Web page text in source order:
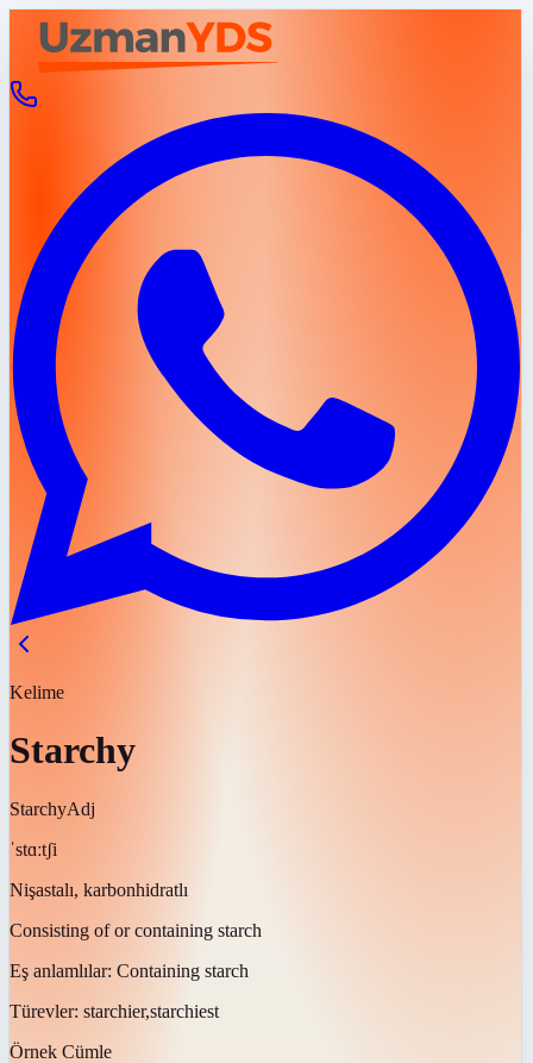
Kelime
Starchy
StarchyAdj
ˈstɑːtʃi
Nişastalı, karbonhidratlı
Consisting of or containing starch
Eş anlamlılar: Containing starch
Türevler: starchier,starchiest
Örnek Cümle